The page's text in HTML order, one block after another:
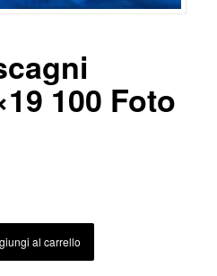
100 Foto
al carrello